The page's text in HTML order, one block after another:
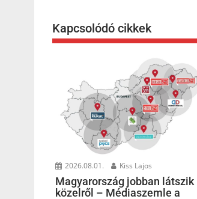
Kapcsolódó cikkek
2026.08.01. Kiss Lajos
Magyarország jobban látszik
közelről – Médiaszemle a